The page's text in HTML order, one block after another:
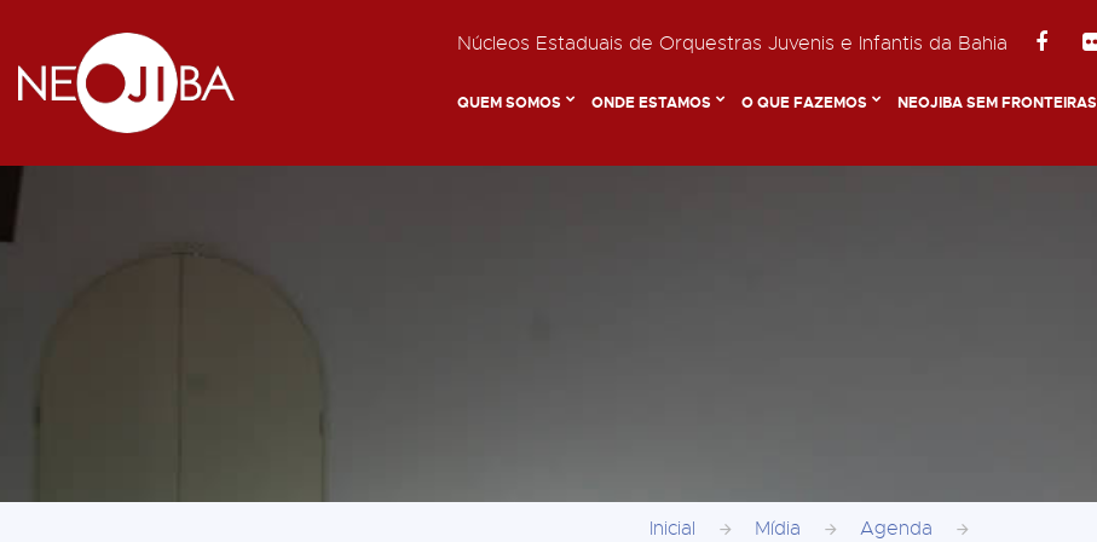
Núcleos Estaduais de Orquestras Juvenis e Infantis da Bahia
QUEM SOMOS ONDE ESTAMOS O QUE FAZEMOS NEOJIBA SEM FRONTEIRAS
Inicial Mídia Agenda